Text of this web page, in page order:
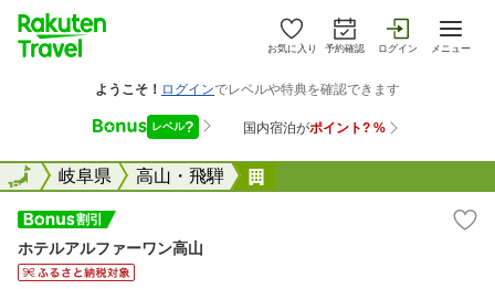
お気に入り 予約確認 ログイン メニュー
全国岐阜県 高山・飛騨
全国
ホテルアルファーワン高山